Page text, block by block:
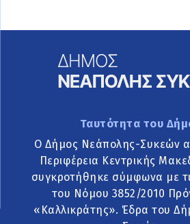
Ταυτότητα του
Ο Δήμος Νεάπολης-Συκεών
Περιφέρεια Κεντρικής
συγκροτήθηκε σύμφωνα με
του Νόμου 3852/2010
«Καλλικράτης». Έδρα του